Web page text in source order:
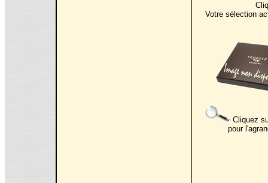
Votre sélection
Cliquez
pour